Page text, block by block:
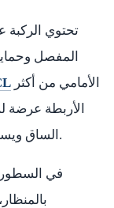
تحتوي الركبة
المفصل
الأربطة عرضة
الساق ويساعد على ثبات الركبة أثناء الحركة والدوران.
في السطور